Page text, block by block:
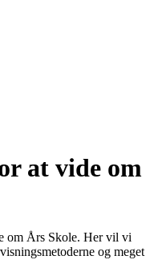
at vide om
om Års Skole. Her vil vi
og meget